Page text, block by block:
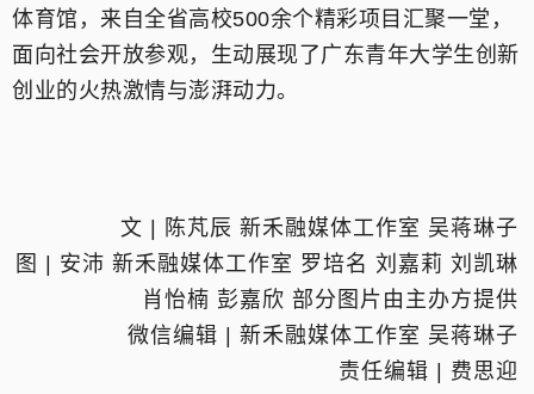
体育馆，来自全省高校500余个精彩项目汇聚一堂，
面向社会开放参观，生动展现了广东青年大学生创新
创业的火热激情与澎湃动力。
文 | 陈芃辰 新禾融媒体工作室 吴蒋琳子
图 | 安沛 新禾融媒体工作室 罗培名 刘嘉莉 刘凯琳
肖怡楠 彭嘉欣 部分图片由主办方提供
微信编辑 | 新禾融媒体工作室 吴蒋琳子
责任编辑 | 费思迎